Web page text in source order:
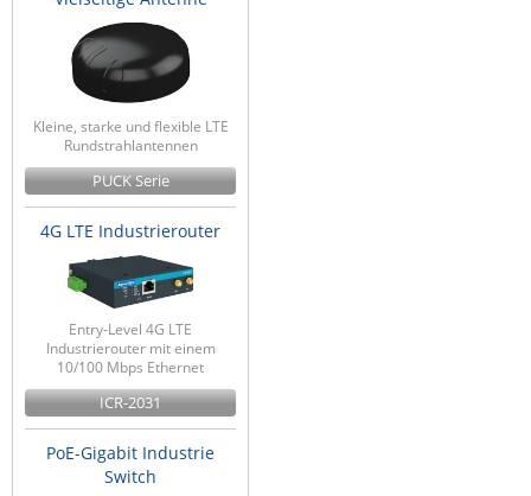
Kleine, starke und flexible LTE
Rundstrahlantennen
PUCK Serie
4G LTE Industrierouter
Entry-Level 4G LTE
Industrierouter mit einem
10/100 Mbps Ethernet
ICR-2031
PoE-Gigabit Industrie
Switch